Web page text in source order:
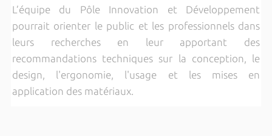
L’équipe du Pôle Innovation et Développement
pourrait orienter le public et les professionnels dans
leurs recherches en leur apportant des
recommandations techniques sur la conception, le
design, l'ergonomie, l'usage et les mises en
application des matériaux.